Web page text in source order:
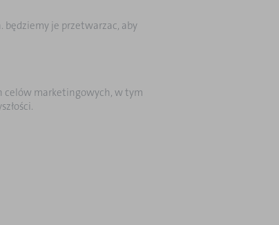
będziemy je przetwarzac, aby
celów marketingowych, w tym